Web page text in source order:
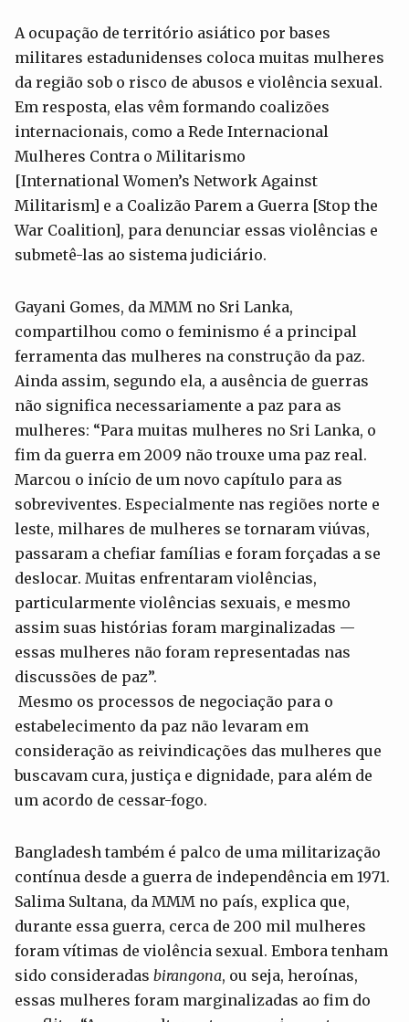
A ocupação de território asiático por bases
militares estadunidenses coloca muitas mulheres
da região sob o risco de abusos e violência sexual.
Em resposta, elas vêm formando coalizões
internacionais, como a Rede Internacional
Mulheres Contra o Militarismo
[International Women’s Network Against
Militarism] e a Coalizão Parem a Guerra [Stop the
War Coalition], para denunciar essas violências e
submetê-las ao sistema judiciário.
Gayani Gomes, da MMM no Sri Lanka,
compartilhou como o feminismo é a principal
ferramenta das mulheres na construção da paz.
Ainda assim, segundo ela, a ausência de guerras
não significa necessariamente a paz para as
mulheres: “Para muitas mulheres no Sri Lanka, o
fim da guerra em 2009 não trouxe uma paz real.
Marcou o início de um novo capítulo para as
sobreviventes. Especialmente nas regiões norte e
leste, milhares de mulheres se tornaram viúvas,
passaram a chefiar famílias e foram forçadas a se
deslocar. Muitas enfrentaram violências,
particularmente violências sexuais, e mesmo
assim suas histórias foram marginalizadas —
essas mulheres não foram representadas nas
discussões de paz”.
Mesmo os processos de negociação para o
estabelecimento da paz não levaram em
consideração as reivindicações das mulheres que
buscavam cura, justiça e dignidade, para além de
um acordo de cessar-fogo.
Bangladesh também é palco de uma militarização
contínua desde a guerra de independência em 1971.
Salima Sultana, da MMM no país, explica que,
durante essa guerra, cerca de 200 mil mulheres
foram vítimas de violência sexual. Embora tenham
sido consideradas birangona, ou seja, heroínas,
essas mulheres foram marginalizadas ao fim do